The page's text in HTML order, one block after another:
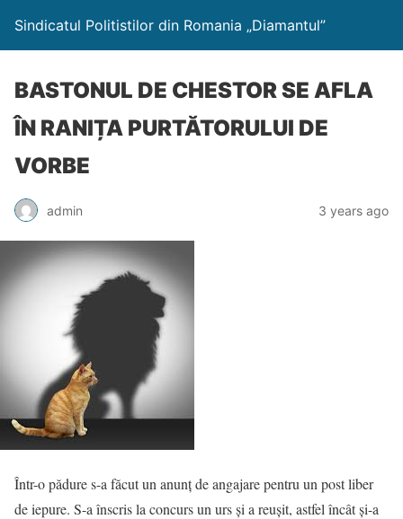
Sindicatul Politistilor din Romania „Diamantul”
BASTONUL DE CHESTOR SE AFLA
ÎN RANIȚA PURTĂTORULUI DE
VORBE
admin 3 years ago
Într-o pădure s-a făcut un anunț de angajare pentru un post liber
de iepure. S-a înscris la concurs un urs și a reușit, astfel încât și-a